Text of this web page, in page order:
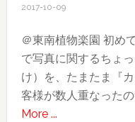
2017-10-09
＠東南植物楽園 初め
で写真に関するちょ
け）を、たまたま『
客様が数人重なった
More ...about